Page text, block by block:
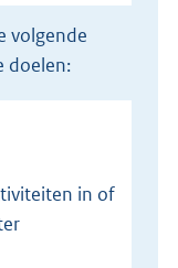
doelen:
in of